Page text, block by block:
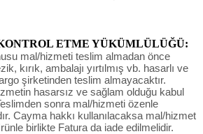
ETME YÜKÜMLÜLÜĞÜ:
mal/hizmeti teslim almadan önce
kırık, ambalajı yırtılmış vb. hasarlı ve
şirketinden teslim almayacaktır.
hasarsız ve sağlam olduğu kabul
sonra mal/hizmeti özenle
Cayma hakkı kullanılacaksa mal/hizmet
birlikte Fatura da iade edilmelidir.